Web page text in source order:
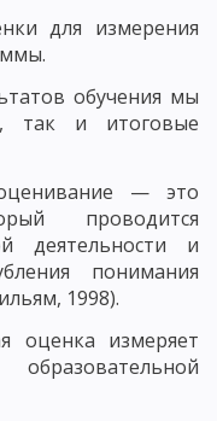
для измерения
обучения мы
так и итоговые
— это
проводится
деятельности и
понимания
1998).
оценка измеряет